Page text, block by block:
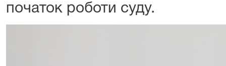
початок роботи суду.